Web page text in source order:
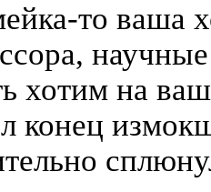
то ваша
хотим на
конец